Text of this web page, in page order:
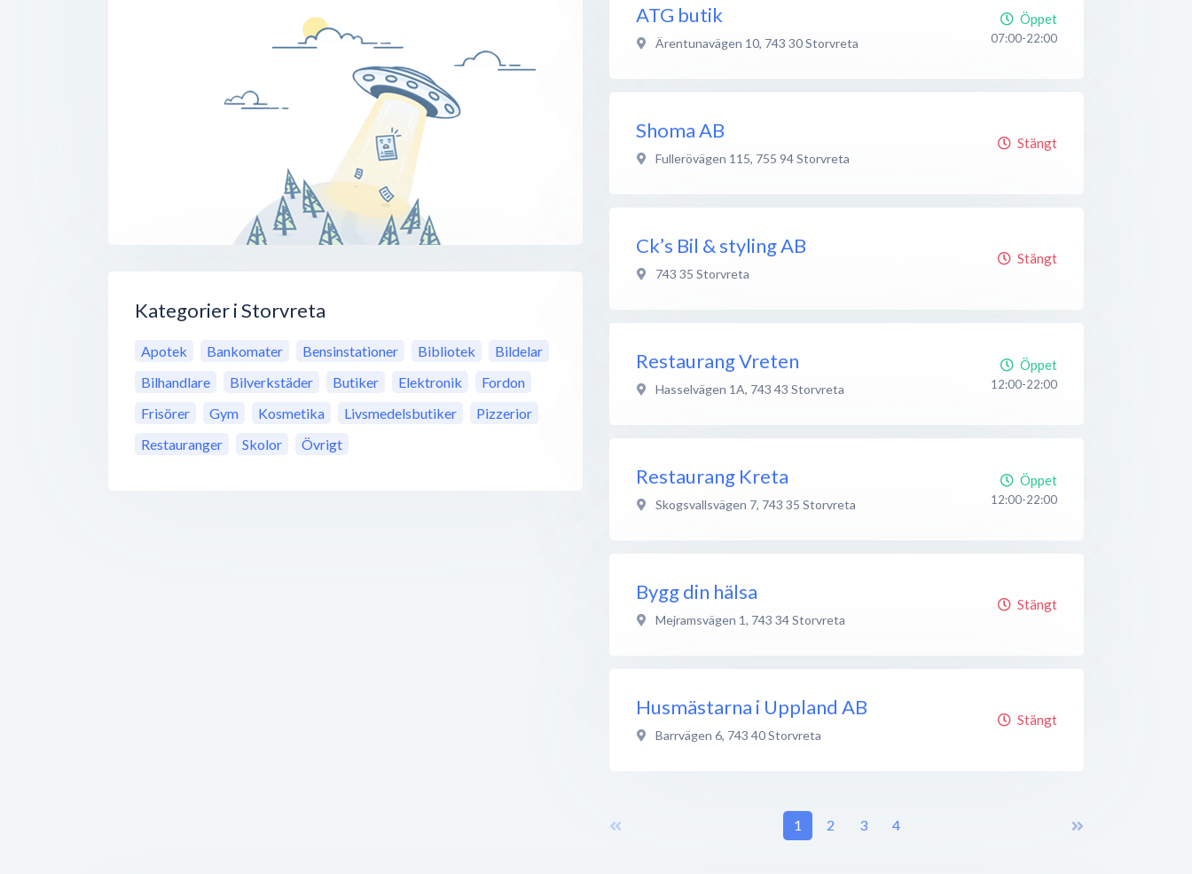
Kategorier i Storvreta
Apotek Bankomater Bensinstationer Bibliotek
Bildelar
Bilhandlare
Bilverkstäder Butiker Elektronik
Fordon
Frisörer
Gym Kosmetika Livsmedelsbutiker
Pizzerior
Restauranger
Skolor Övrigt
ATG butik
Ärentunavägen 10, 743 30Storvreta
Öppet
07:00-22:00
Shoma AB
Fullerövägen 115, 755 94Storvreta
Stängt
Ck’s Bil & styling AB
743 35 Storvreta
Stängt
Restaurang Vreten
Hasselvägen 1A, 743 43 Storvreta
Öppet
12:00-22:00
Restaurang Kreta
Skogsvallsvägen 7, 743 35 Storvreta
Öppet
12:00-22:00
Bygg din hälsa
Mejramsvägen 1, 743 34Storvreta
Stängt
Husmästarna i Uppland AB
Barrvägen 6, 743 40Storvreta
Stängt
1 2 3 4